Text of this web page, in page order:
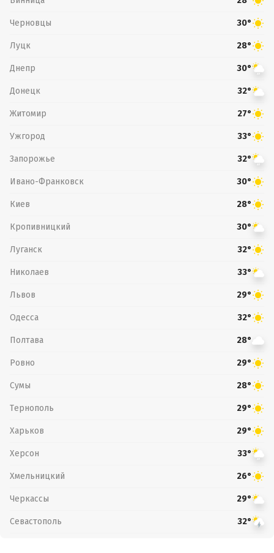
Черновцы 30°
Луцк 28°
Днепр 30°
Донецк 32°
Житомир 27°
Ужгород 33°
Запорожье 32°
Ивано-Франковск 30°
Киев 28°
Кропивницкий 30°
Луганск 32°
Николаев 33°
Львов 29°
Одесса 32°
Полтава 28°
Ровно 29°
Сумы 28°
Тернополь 29°
Харьков 29°
Херсон 33°
Хмельницкий 26°
Черкассы 29°
Севастополь 32°